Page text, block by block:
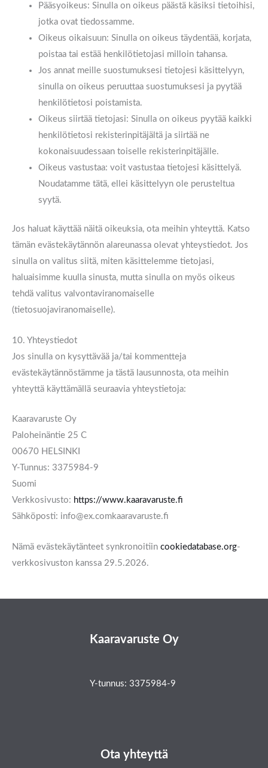
Pääsyoikeus: Sinulla on oikeus päästä käsiksi tietoihisi,
jotka ovat tiedossamme.
Oikeus oikaisuun: Sinulla on oikeus täydentää, korjata,
poistaa tai estää henkilötietojasi milloin tahansa.
Jos annat meille suostumuksesi tietojesi käsittelyyn,
sinulla on oikeus peruuttaa suostumuksesi ja pyytää
henkilötietosi poistamista.
Oikeus siirtää tietojasi: Sinulla on oikeus pyytää kaikki
henkilötietosi rekisterinpitäjältä ja siirtää ne
kokonaisuudessaan toiselle rekisterinpitäjälle.
Oikeus vastustaa: voit vastustaa tietojesi käsittelyä.
Noudatamme tätä, ellei käsittelyyn ole perusteltua
syytä.
Jos haluat käyttää näitä oikeuksia, ota meihin yhteyttä. Katso
tämän evästekäytännön alareunassa olevat yhteystiedot. Jos
sinulla on valitus siitä, miten käsittelemme tietojasi,
haluaisimme kuulla sinusta, mutta sinulla on myös oikeus
tehdä valitus valvontaviranomaiselle
(tietosuojaviranomaiselle).
10. Yhteystiedot
Jos sinulla on kysyttävää ja/tai kommentteja
evästekäytännöstämme ja tästä lausunnosta, ota meihin
yhteyttä käyttämällä seuraavia yhteystietoja:
Kaaravaruste Oy
Paloheinäntie 25 C
00670 HELSINKI
Y-Tunnus: 3375984-9
Suomi
Verkkosivusto: https://www.kaaravaruste.fi
Sähköposti: info@ex.comkaaravaruste.fi
Nämä evästekäytänteet synkronoitiin cookiedatabase.org-
verkkosivuston kanssa 29.5.2026.
Kaaravaruste Oy
Y-tunnus: 3375984-9
Ota yhteyttä